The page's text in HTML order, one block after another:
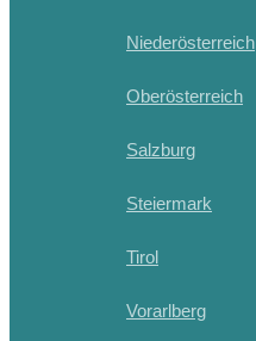
Niederösterreich
Oberösterreich
Salzburg
Steiermark
Tirol
Vorarlberg